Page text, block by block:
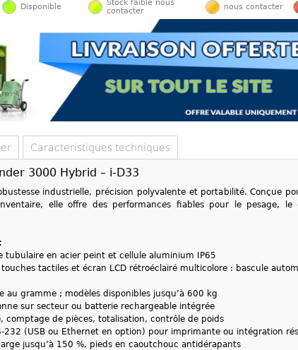
Disponible
Stock faible nous
contacter
nous contacter
Caracteristiques techniques
3000 Hybrid – i‑D33
industrielle, précision polyvalente et portabilité. Conçue
elle offre des performances fiables pour le pesage,
tubulaire en acier peint et cellule aluminium IP65
tactiles et écran LCD rétroéclairé multicolore : bascule
au gramme ; modèles disponibles jusqu’à 600 kg
sur secteur ou batterie rechargeable intégrée
comptage de pièces, totalisation, contrôle de poids
(USB ou Ethernet en option) pour imprimante ou intégration
jusqu’à 150 %, pieds en caoutchouc antidérapants